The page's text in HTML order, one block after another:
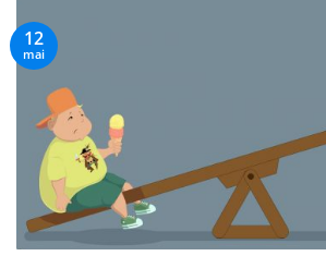
12
mai